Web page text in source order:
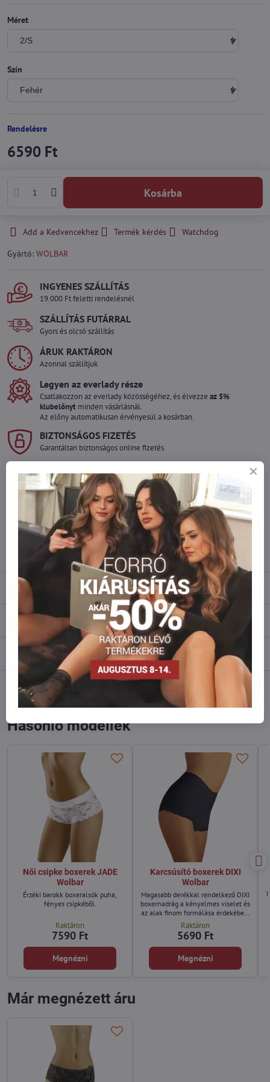
Méret
Szín
Rendelésre
6590 Ft
Kosárba
Add a Kedvencekhez Termék kérdés
Watchdog
Gyártó: WOLBAR
INGYENES SZÁLLÍTÁS
19.000 Ft feletti rendelésnél
SZÁLLÍTÁS FUTÁRRAL
Gyors és olcsó szállítás
ÁRUK RAKTÁRON
Azonnal szállítjuk
Legyen az everlady része
Csatlakozzon az everlady közösségéhez, és élvezze az 5%
klubelőnyt minden vásárlásnál.
Az előny automatikusan érvényesül a kosárban.
BIZTONSÁGOS FIZETÉS
Garantáltan biztonságos online fizetés
Szeretne több terméket rendelni mint
amennyi raktáron van?
Ne habozzon kapcsolatba lépni velünk, raktárra szállítjuk az árut!
info​@everlady​.eu
Leírás
Vélemények 0
Fórum 0
Facebook Reddit LinkedIn WhatsApp
mail
Hasonló modellek
Női csipke boxerek JADE
Wolbar
Érzéki barokk boxeralsók puha,
fényes csipkéből.
Raktáron
7590 Ft
Megnézni
Karcsúsító boxerek DIXI
Wolbar
Magasabb derékkal rendelkező DIXI
boxernadrág a kényelmes viselet és
az alak finom formálása érdekében.
A bugyi alsó szegélyét díszes csipke
díszíti.
Raktáron
5690 Ft
Megnézni
Már megnézett áru